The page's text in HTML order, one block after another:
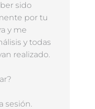
sido
por tu
y me
y todas
realizado.
sesión.